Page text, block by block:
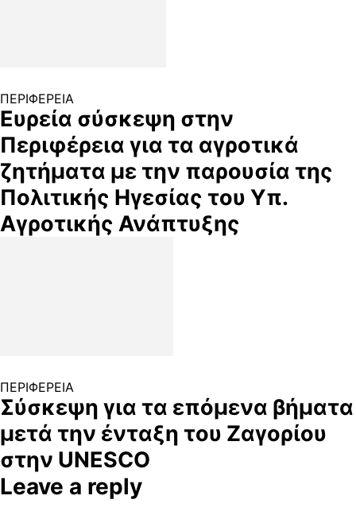
ΠΕΡΙΦΕΡΕΙΑ
Ευρεία σύσκεψη στην
Περιφέρεια για τα αγροτικά
ζητήματα με την παρουσία της
Πολιτικής Ηγεσίας του Υπ.
Αγροτικής Ανάπτυξης
ΠΕΡΙΦΕΡΕΙΑ
Σύσκεψη για τα επόμενα βήματα
μετά την ένταξη του Ζαγορίου
στην UNESCO
Leave a reply